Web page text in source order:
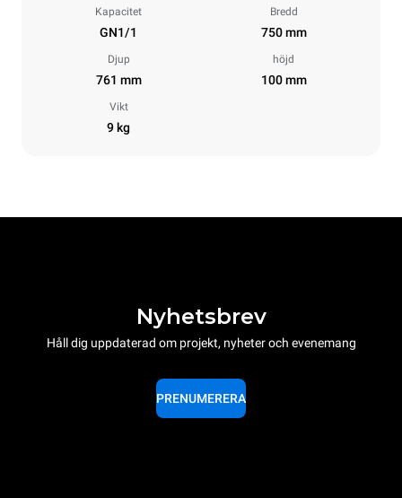
Kapacitet
GN1/1
Bredd
750 mm
Djup
761 mm
höjd
100 mm
Vikt
9 kg
Nyhetsbrev
Håll dig uppdaterad om projekt, nyheter och evenemang
PRENUMERERA